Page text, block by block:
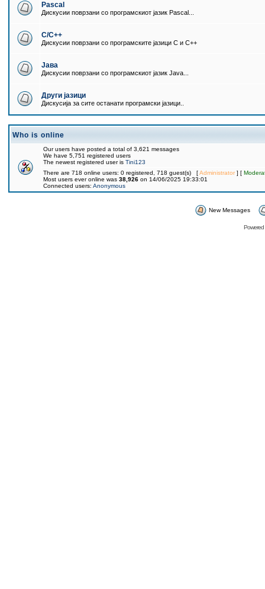
Pascal
Дискусии поврзани со програмскиот јазик Pascal...
C/C++
Дискусии поврзани со програмските јазици C и C++
Јава
Дискусии поврзани со програмскиот јазик Java...
Други јазици
Дискусија за сите останати програмски јазици..
Who is online
Our users have posted a total of 3,621 messages
We have 5,751 registered users
The newest registered user is Tini123
There are 718 online users: 0 registered, 718 guest(s) [Administrator] [
Most users ever online was 38,926 on 14/06/2025 19:33:01
Connected users: Anonymous
New Messages